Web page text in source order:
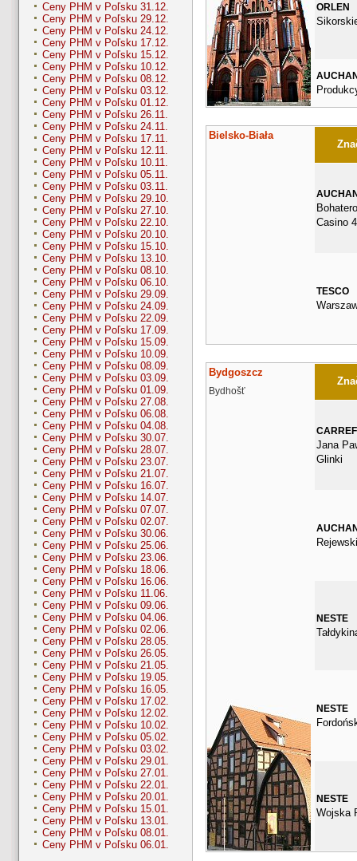
Ceny PHM v Poľsku 31.12.
Ceny PHM v Poľsku 29.12.
Ceny PHM v Poľsku 24.12.
Ceny PHM v Poľsku 17.12.
Ceny PHM v Poľsku 15.12.
Ceny PHM v Poľsku 10.12.
Ceny PHM v Poľsku 08.12.
Ceny PHM v Poľsku 03.12.
Ceny PHM v Poľsku 01.12.
Ceny PHM v Poľsku 26.11.
Ceny PHM v Poľsku 24.11.
Ceny PHM v Poľsku 17.11.
Ceny PHM v Poľsku 12.11.
Ceny PHM v Poľsku 10.11.
Ceny PHM v Poľsku 05.11.
Ceny PHM v Poľsku 03.11.
Ceny PHM v Poľsku 29.10.
Ceny PHM v Poľsku 27.10.
Ceny PHM v Poľsku 22.10.
Ceny PHM v Poľsku 20.10.
Ceny PHM v Poľsku 15.10.
Ceny PHM v Poľsku 13.10.
Ceny PHM v Poľsku 08.10.
Ceny PHM v Poľsku 06.10.
Ceny PHM v Poľsku 29.09.
Ceny PHM v Poľsku 24.09.
Ceny PHM v Poľsku 22.09.
Ceny PHM v Poľsku 17.09.
Ceny PHM v Poľsku 15.09.
Ceny PHM v Poľsku 10.09.
Ceny PHM v Poľsku 08.09.
Ceny PHM v Poľsku 03.09.
Ceny PHM v Poľsku 01.09.
Ceny PHM v Poľsku 27.08.
Ceny PHM v Poľsku 06.08.
Ceny PHM v Poľsku 04.08.
Ceny PHM v Poľsku 30.07.
Ceny PHM v Poľsku 28.07.
Ceny PHM v Poľsku 23.07.
Ceny PHM v Poľsku 21.07.
Ceny PHM v Poľsku 16.07.
Ceny PHM v Poľsku 14.07.
Ceny PHM v Poľsku 07.07.
Ceny PHM v Poľsku 02.07.
Ceny PHM v Poľsku 30.06.
Ceny PHM v Poľsku 25.06.
Ceny PHM v Poľsku 23.06.
Ceny PHM v Poľsku 18.06.
Ceny PHM v Poľsku 16.06.
Ceny PHM v Poľsku 11.06.
Ceny PHM v Poľsku 09.06.
Ceny PHM v Poľsku 04.06.
Ceny PHM v Poľsku 02.06.
Ceny PHM v Poľsku 28.05.
Ceny PHM v Poľsku 26.05.
Ceny PHM v Poľsku 21.05.
Ceny PHM v Poľsku 19.05.
Ceny PHM v Poľsku 16.05.
Ceny PHM v Poľsku 17.02.
Ceny PHM v Poľsku 12.02.
Ceny PHM v Poľsku 10.02.
Ceny PHM v Poľsku 05.02.
Ceny PHM v Poľsku 03.02.
Ceny PHM v Poľsku 29.01.
Ceny PHM v Poľsku 27.01.
Ceny PHM v Poľsku 22.01.
Ceny PHM v Poľsku 20.01.
Ceny PHM v Poľsku 15.01.
Ceny PHM v Poľsku 13.01.
Ceny PHM v Poľsku 08.01.
Ceny PHM v Poľsku 06.01.
ORLEN
Bielsko-Biała
Casino
TESCO
Bydgoszcz
Bydhošť
Jana
Glinki
NESTE
NESTE
NESTE
Wojska